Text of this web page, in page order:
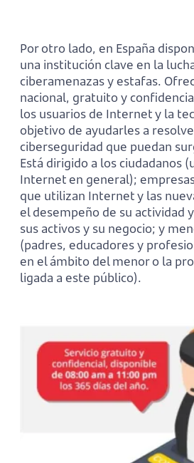
Por otro lado, en España
una institución clave en la
ciberamenazas y estafas.
nacional, gratuito y
los usuarios de Internet y la
objetivo de ayudarles a
ciberseguridad que puedan
Está dirigido a los ciudadanos
Internet en general);
que utilizan Internet y las
el desempeño de su actividad
sus activos y su negocio; y
(padres, educadores y
en el ámbito del menor o la
ligada a este público).